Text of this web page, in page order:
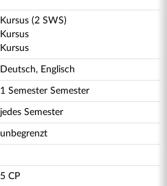
Kursus (2 SWS)
Kursus
Kursus
Deutsch, Englisch
1 Semester Semester
jedes Semester
unbegrenzt
5 CP